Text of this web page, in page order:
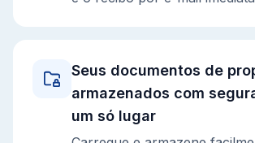
Seus documentos de
armazenados com
um só lugar